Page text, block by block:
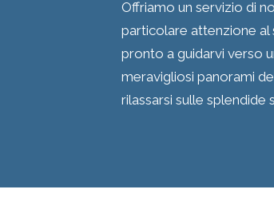
Offriamo un servizio di
particolare attenzione
pronto a guidarvi verso
meravigliosi panorami
rilassarsi sulle splendide